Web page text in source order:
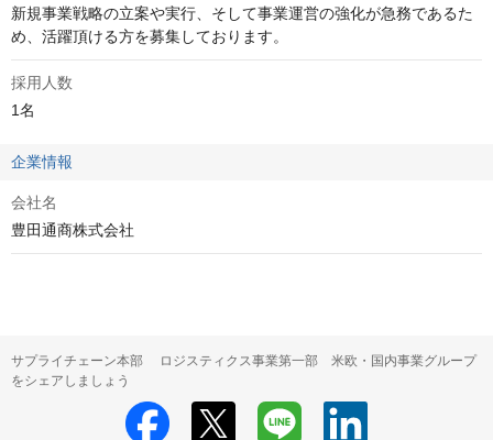
新規事業戦略の⽴案や実⾏、そして事業運営の強化が急務であるた
め、活躍頂ける方を募集しております。
採用人数
1名
企業情報
会社名
豊田通商株式会社
サプライチェーン本部 ロジスティクス事業第一部 米欧・国内事業グループ
をシェアしましょう